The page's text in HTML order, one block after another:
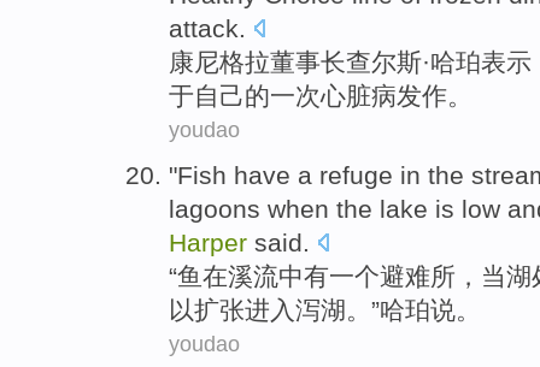
attack.
康尼格拉董事长查尔斯·哈珀表示
于自己的一次心脏病发作。
youdao
"Fish have a refuge in the
lagoons when the lake is low
Harper said.
“鱼在溪流中有一个避难所 ， 当湖
以扩张进入泻湖。”哈珀说。
youdao